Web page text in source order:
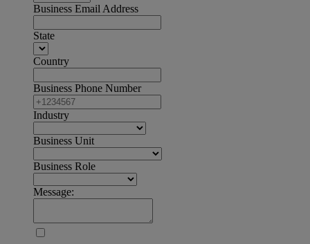
Business Email Address
State
Country
Business Phone Number
Industry
Business Unit
Business Role
Message: